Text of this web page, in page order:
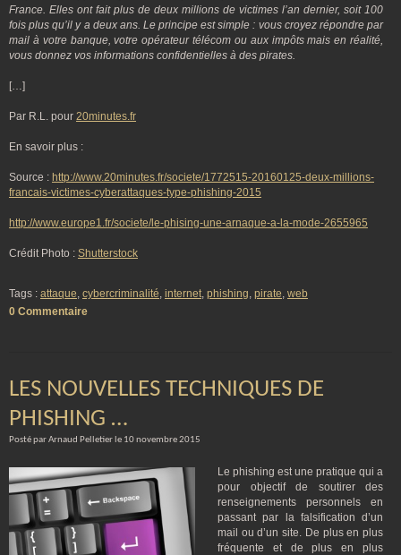
France. Elles ont fait plus de deux millions de victimes l’an dernier, soit 100
fois plus qu’il y a deux ans. Le principe est simple : vous croyez répondre par
mail à votre banque, votre opérateur télécom ou aux impôts mais en réalité,
vous donnez vos informations confidentielles à des pirates.
[…]
Par R.L. pour 20minutes.fr
En savoir plus :
Source : http://www.20minutes.fr/societe/1772515-20160125-deux-millions-
francais-victimes-cyberattaques-type-phishing-2015
http://www.europe1.fr/societe/le-phising-une-arnaque-a-la-mode-2655965
Crédit Photo : Shutterstock
Tags : attaque, cybercriminalité, internet, phishing, pirate, web
0 Commentaire
LES NOUVELLES TECHNIQUES DE
PHISHING …
Posté par Arnaud Pelletier le 10 novembre 2015
Le phishing est une pratique qui a
pour objectif de soutirer des
renseignements personnels en
passant par la falsification d’un
mail ou d’un site. De plus en plus
fréquente et de plus en plus